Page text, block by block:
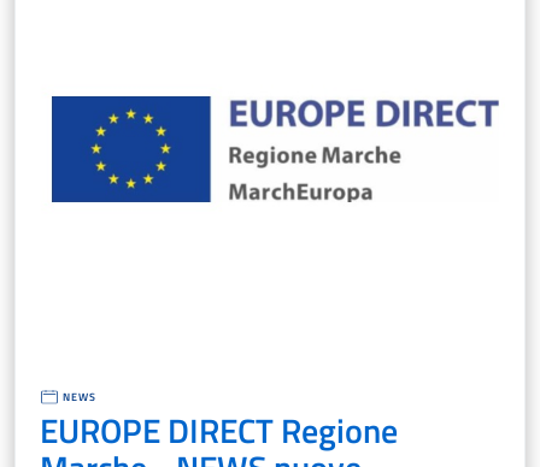
NEWS
EUROPE DIRECT Regione